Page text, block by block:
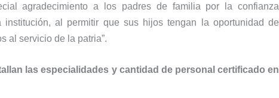
agradecimiento a los padres de familia por la confianza
institución, al permitir que sus hijos tengan la oportunidad de
al servicio de la patria”.
las especialidades y cantidad de personal certificado en